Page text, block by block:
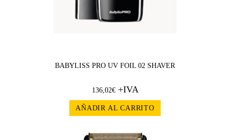
BABYLISS PRO UV FOIL 02 SHAVER
136,02€+IVA
AÑADIR AL CARRITO